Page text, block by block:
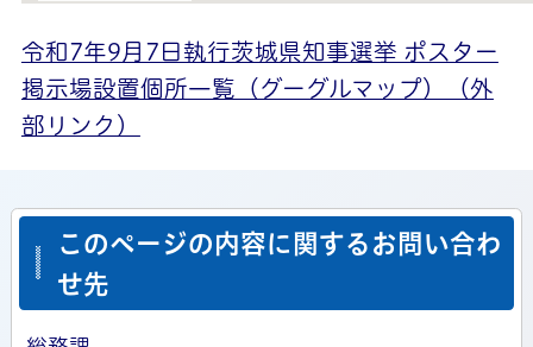
令和7年9月7日執行茨城県知事選挙 ポスター
掲示場設置個所一覧（グーグルマップ）（外
部リンク）
このページの内容に関するお問い合わ
せ先